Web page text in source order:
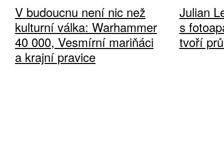
V budoucnu není nic než
kulturní válka: Warhammer
40 000, Vesmírní mariňáci
a krajní pravice
Julian
s
tvoří